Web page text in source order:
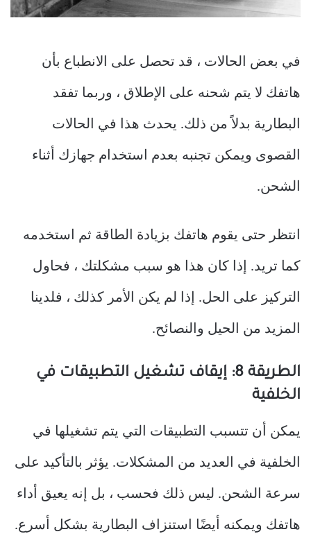
في بعض الحالات ، قد تحصل على الانطباع بأن
هاتفك لا يتم شحنه على الإطلاق ، وربما تفقد
البطارية بدلاً من ذلك. يحدث هذا في الحالات
القصوى ويمكن تجنبه بعدم استخدام جهازك أثناء
الشحن.
انتظر حتى يقوم هاتفك بزيادة الطاقة ثم استخدمه
كما تريد. إذا كان هذا هو سبب مشكلتك ، فحاول
التركيز على الحل. إذا لم يكن الأمر كذلك ، فلدينا
المزيد من الحيل والنصائح.
الطريقة 8: إيقاف تشغيل التطبيقات في
الخلفية
يمكن أن تتسبب التطبيقات التي يتم تشغيلها في
الخلفية في العديد من المشكلات. يؤثر بالتأكيد على
سرعة الشحن. ليس ذلك فحسب ، بل إنه يعيق أداء
هاتفك ويمكنه أيضًا استنزاف البطارية بشكل أسرع.